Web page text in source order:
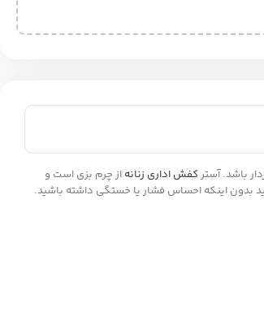
کفش اداری زنانه از چرم بزی است و